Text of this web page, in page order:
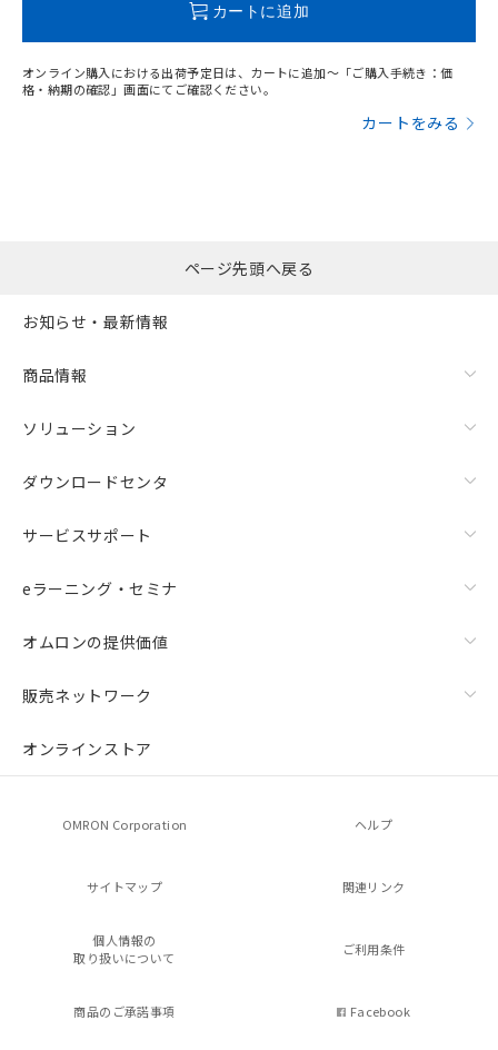
カートに追加
オンライン購入における出荷予定日は、カートに追加～「ご購入手続き：価
格・納期の確認」画面にてご確認ください。
カートをみる
ページ先頭へ戻る
お知らせ・最新情報
商品情報
ソリューション
ダウンロードセンタ
サービスサポート
eラーニング・セミナ
オムロンの提供価値
販売ネットワーク
オンラインストア
OMRON Corporation ヘルプ
サイトマップ 関連リンク
個人情報の
取り扱いについて
ご利用条件
商品のご承諾事項 Facebook